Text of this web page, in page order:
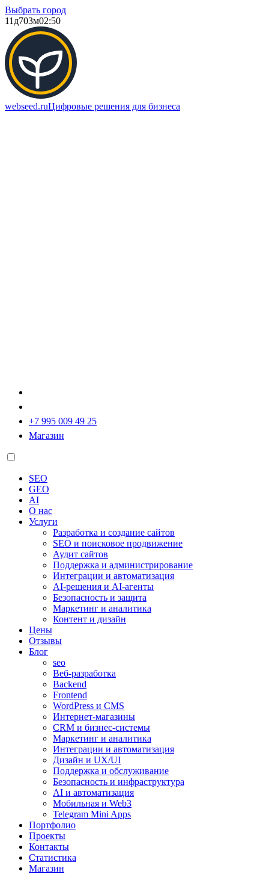
Выбрать город
11д703м02:50
webseed.ruЦифровые решения для бизнеса
+7 995 009 49 25
Магазин
SEO
GEO
AI
О нас
Услуги
Разработка и создание сайтов
SEO и поисковое продвижение
Аудит сайтов
Поддержка и администрирование
Интеграции и автоматизация
AI-решения и AI-агенты
Безопасность и защита
Маркетинг и аналитика
Контент и дизайн
Цены
Отзывы
Блог
seo
Веб-разработка
Backend
Frontend
WordPress и CMS
Интернет-магазины
CRM и бизнес-системы
Маркетинг и аналитика
Интеграции и автоматизация
Дизайн и UX/UI
Поддержка и обслуживание
Безопасность и инфраструктура
AI и автоматизация
Мобильная и Web3
Telegram Mini Apps
Портфолио
Проекты
Контакты
Статистика
Магазин